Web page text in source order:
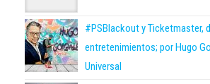
#PSBlackout y Ticketmaster,
entretenimientos; por Hugo
Universal